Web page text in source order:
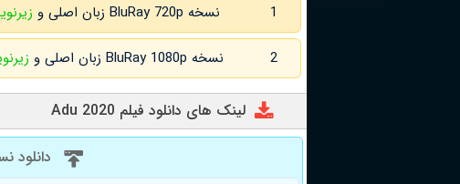
1 نسخه BluRay 720p زبان اصلی و
2 نسخه BluRay 1080p زبان اصلی و
لینک های دانلود فیلم Adu 2020
دانلود